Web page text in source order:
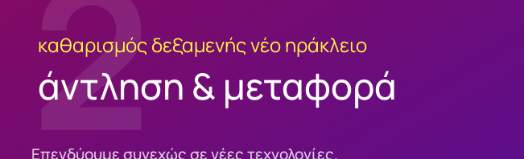
καθαρισμός δεξαμενής νέο ηράκλειο
άντληση & μεταφορά
Επενδύουμε συνεχώς σε νέες τεχνολογίες.